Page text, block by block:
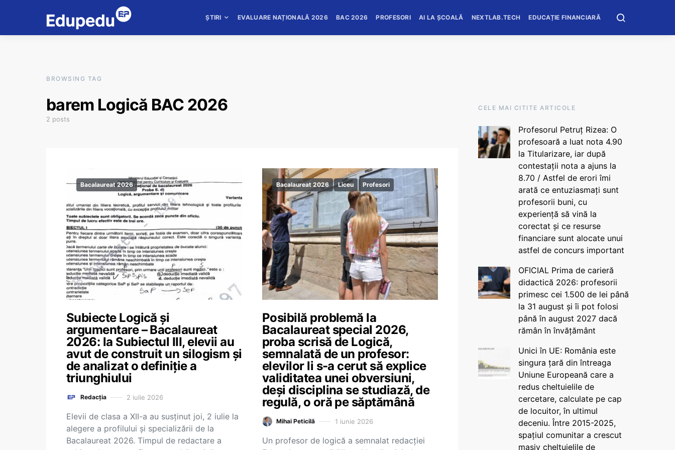
ȘTIRI EVALUARE NAȚIONALĂ 2026 BAC 2026 PROFESORI AI LA ȘCOALĂ NEXTLAB.TECH EDUCAȚIE FINANCIARĂ
BROWSING TAG
barem Logică BAC 2026
2 posts
Bacalaureat 2026
Subiecte Logică și
argumentare – Bacalaureat
2026: la Subiectul III, elevii au
avut de construit un silogism și
de analizat o definiție a
triunghiului
Redacția 2 iulie 2026
Elevii de clasa a XII-a au susținut joi, 2 iulie la
alegere a profilului și specializării de la
Bacalaureat 2026. Timpul de redactare a
Bacalaureat 2026 Liceu Profesori
Posibilă problemă la
Bacalaureat special 2026,
proba scrisă de Logică,
semnalată de un profesor:
elevilor li s-a cerut să explice
validitatea unei obversiuni,
deși disciplina se studiază, de
regulă, o oră pe săptămână
Mihai Peticilă 1 iunie 2026
Un profesor de logică a semnalat redacției
CELE MAI CITITE ARTICOLE
Profesorul Petruț Rizea: O
profesoară a luat nota 4.90
la Titularizare, iar după
contestații nota a ajuns la
8.70 / Astfel de erori îmi
arată ce entuziasmați sunt
profesorii buni, cu
experiență să vină la
corectat și ce resurse
financiare sunt alocate unui
astfel de concurs important
OFICIAL Prima de carieră
didactică 2026: profesorii
primesc cei 1.500 de lei până
la 31 august și îi pot folosi
până în august 2027 dacă
rămân în învățământ
Unici în UE: România este
singura țară din întreaga
Uniune Europeană care a
redus cheltuielile de
cercetare, calculate pe cap
de locuitor, în ultimul
deceniu. Între 2015-2025,
spațiul comunitar a crescut
masiv cheltuielile de